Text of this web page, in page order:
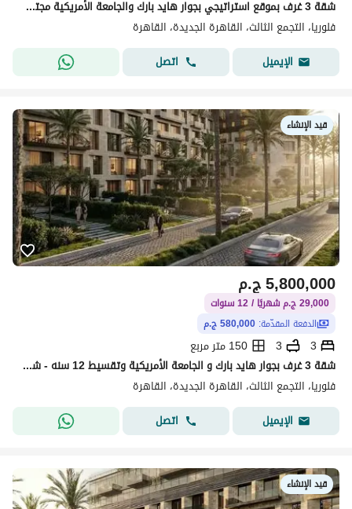
شقة 3 غرف بموقع استراتيجي بجوار هايد بارك والجامعة الأمريكية مجتمع فريد وتقسيط حتى 12 سنة بمقدم يبدا من 10 % فقط
فلوريا، التجمع الثالث، القاهرة الجديدة، القاهرة
الإيميل
اتصل
قيد الإنشاء
ج.م5,800,000
29,000 ج.م شهريًا / 12 سنوات
الدفعة المقدّمة: 580,000 ج.م
3
3
150 متر مربع
شقة 3 غرف بجوار هايد بارك و الجامعة الأمريكية وتقسيط 12 سنه - شقة للبيع - التجمع الخامس
فلوريا، التجمع الثالث، القاهرة الجديدة، القاهرة
الإيميل
اتصل
قيد الإنشاء